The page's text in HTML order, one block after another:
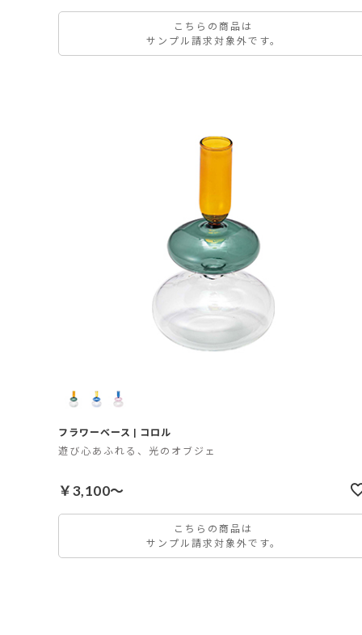
こちらの商品は
サンプル請求対象外です。
フラワーベース | コロル
遊び心あふれる、光のオブジェ
￥3,100～
こちらの商品は
サンプル請求対象外です。